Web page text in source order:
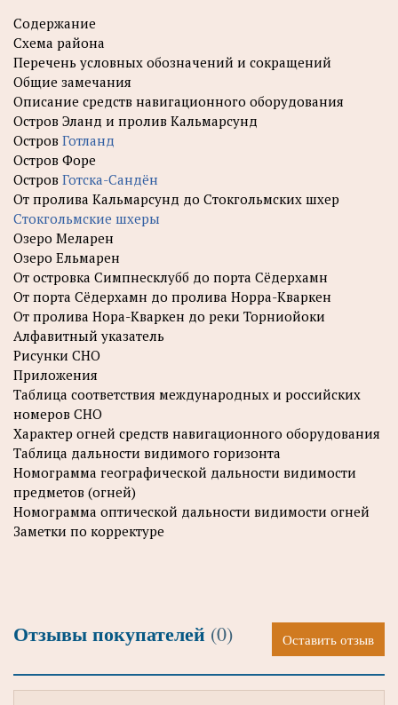
Содержание
Схема района
Перечень условных обозначений и сокращений
Общие замечания
Описание средств навигационного оборудования
Остров Эланд и пролив Кальмарсунд
Остров Готланд
Остров Форе
Остров Готска-Сандён
От пролива Кальмарсунд до Стокгольмских шхер
Стокгольмские шхеры
Озеро Меларен
Озеро Ельмарен
От островка Симпнесклубб до порта Сёдерхамн
От порта Сёдерхамн до пролива Норра-Кваркен
От пролива Нора-Кваркен до реки Торниойоки
Алфавитный указатель
Рисунки СНО
Приложения
Таблица соответствия международных и российских
номеров СНО
Характер огней средств навигационного оборудования
Таблица дальности видимого горизонта
Номограмма географической дальности видимости
предметов (огней)
Номограмма оптической дальности видимости огней
Заметки по корректуре
Отзывы покупателей (0) Оставить отзыв